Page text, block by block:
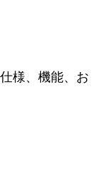
様、機能、お
で開きます）
きます）